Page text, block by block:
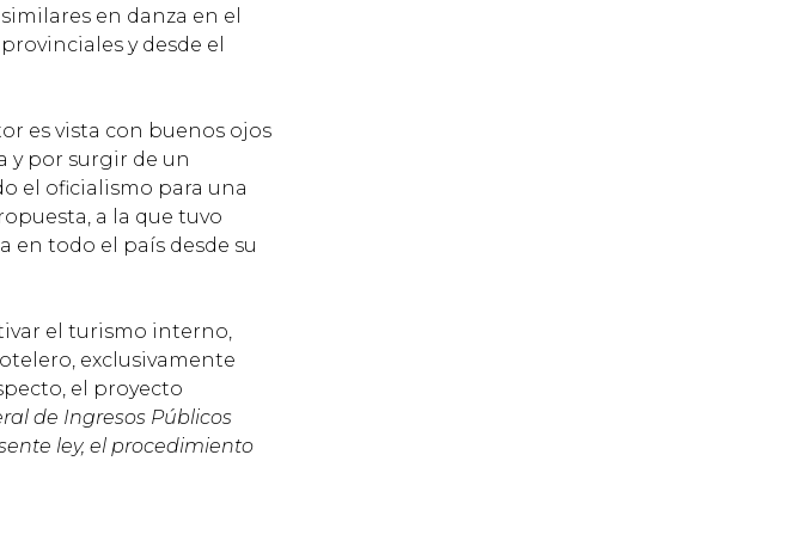
en danza en el
y desde el
es vista con buenos ojos
y por surgir de un
el oficialismo para una
a la que tuvo
en todo el país desde su
el turismo interno,
exclusivamente
el proyecto
de Ingresos Públicos
ley, el procedimiento